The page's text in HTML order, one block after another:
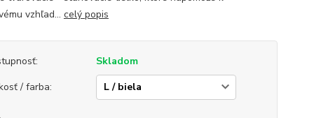
vzhľad... celý popis
Skladom
/ farba: